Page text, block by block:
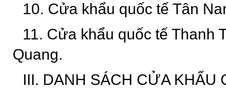
10. Cửa khẩu quốc tế Tân
11. Cửa khẩu quốc tế Thanh
Quang.
III. DANH SÁCH CỬA KHẨU